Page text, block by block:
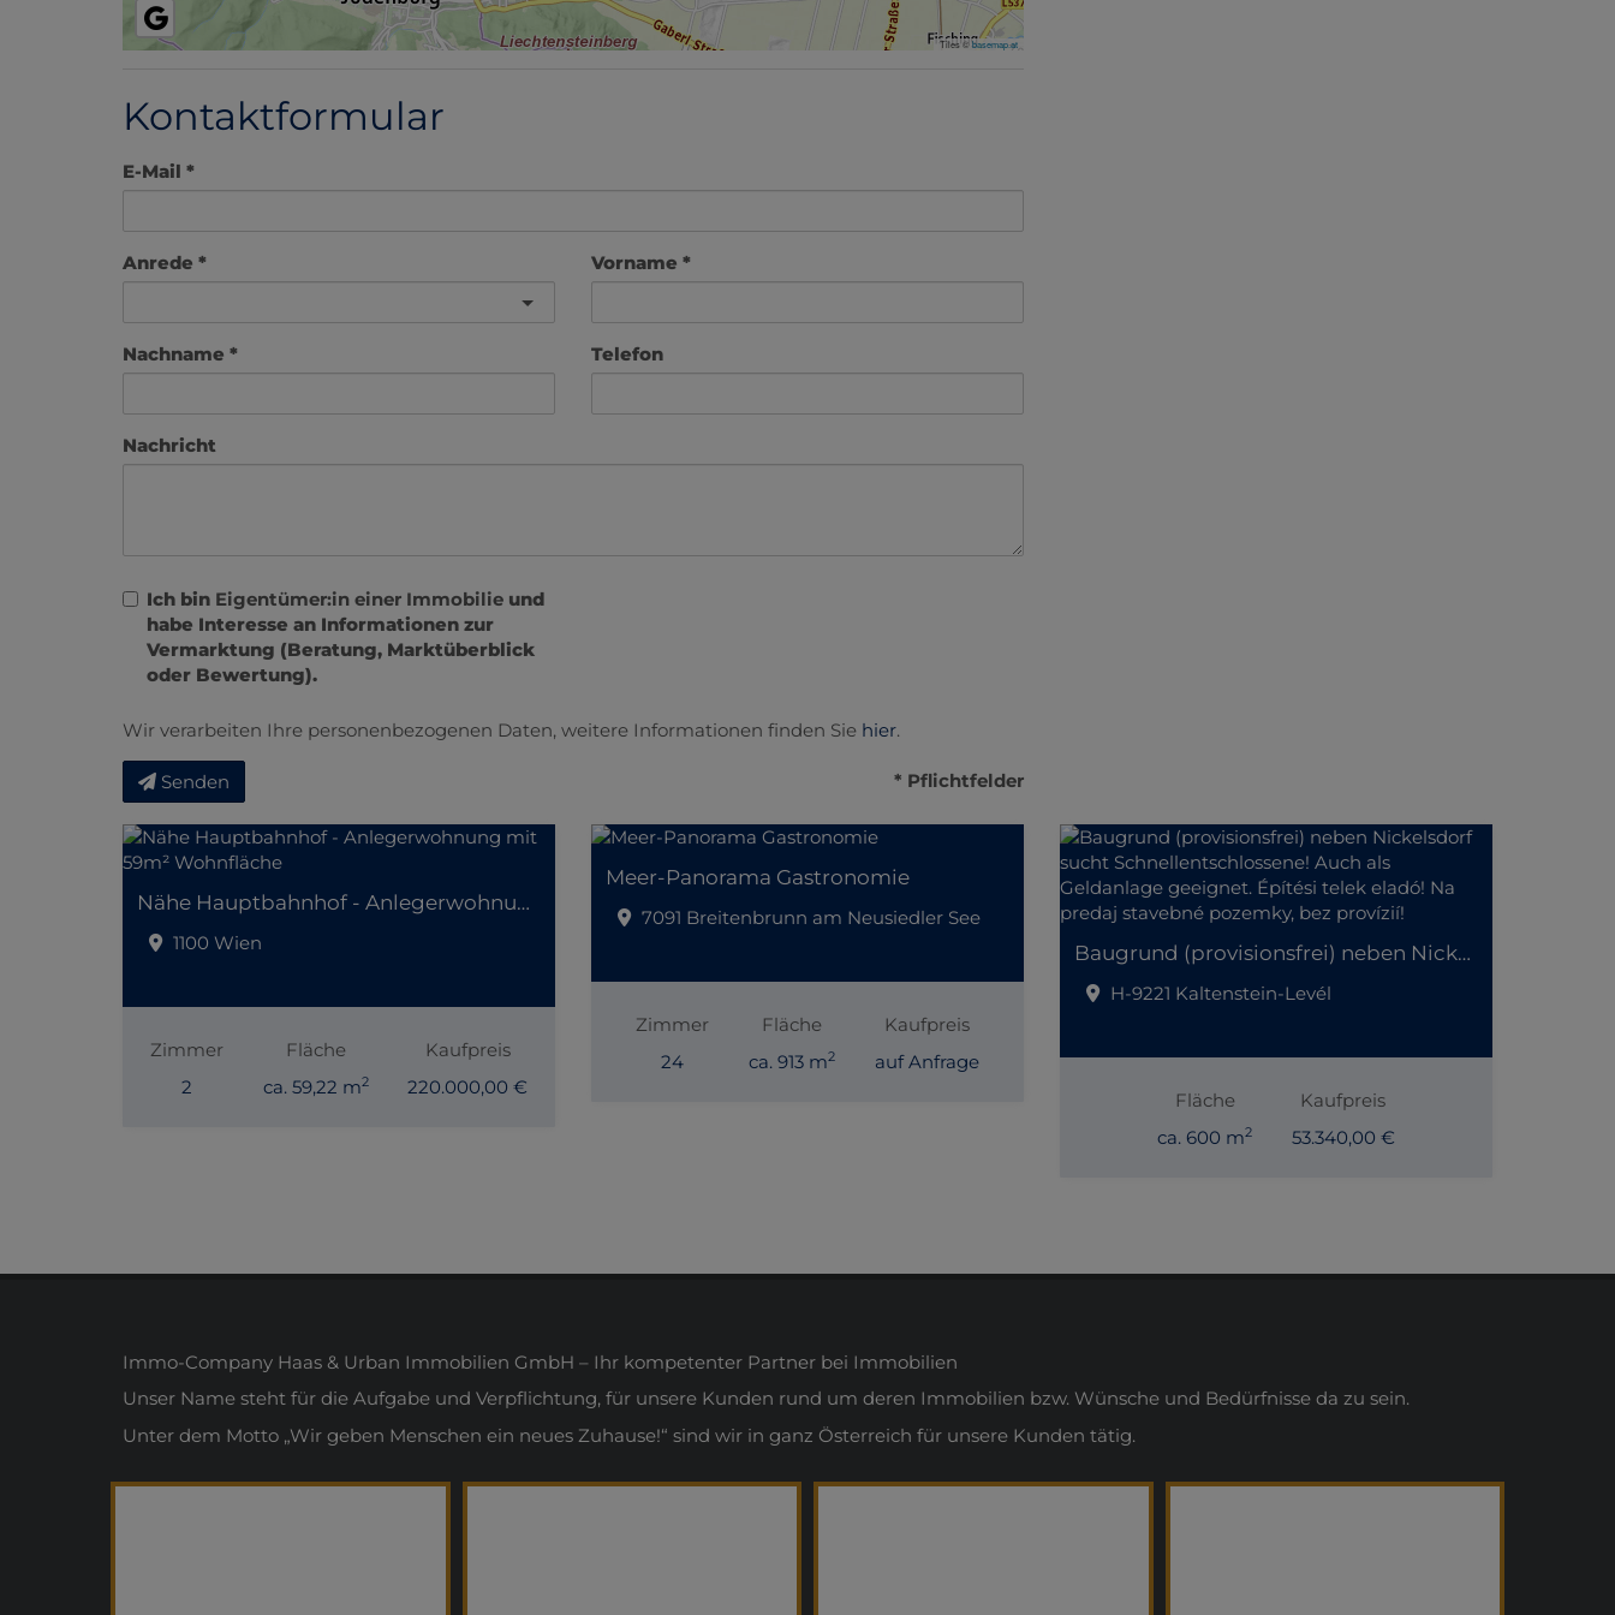
Tiles © basemap.at
Kontaktformular
E-Mail
Anrede Vorname
Nachname Telefon
Nachricht
Ich bin Eigentümer:in einer Immobilie und
habe Interesse an Informationen zur
Vermarktung (Beratung, Marktüberblick
oder Bewertung).
Wir verarbeiten Ihre personenbezogenen Daten, weitere Informationen finden Sie hier.
Senden * Pflichtfelder
Nähe Hauptbahnhof - Anlegerwohnung mit 59m² Wohnfläche
1100 Wien
Zimmer
2
Fläche
ca. 59,22 m2
Kaufpreis
220.000,00 €
Meer-Panorama Gastronomie
7091 Breitenbrunn am Neusiedler See
Zimmer
24
Fläche
ca. 913 m2
Kaufpreis
auf Anfrage
Baugrund (provisionsfrei) neben Nickelsdorf sucht Schnellentschlossene! Auch als Geldanlage geeignet. Építési telek eladó! Na predaj stavebné pozemky, bez provízií!
H-9221 Kaltenstein-Levél
Fläche
ca. 600 m2
Kaufpreis
53.340,00 €
Immo-Company Haas & Urban Immobilien GmbH – Ihr kompetenter Partner bei Immobilien
Unser Name steht für die Aufgabe und Verpflichtung, für unsere Kunden rund um deren Immobilien bzw. Wünsche und Bedürfnisse da zu sein.
Unter dem Motto „Wir geben Menschen ein neues Zuhause!“ sind wir in ganz Österreich für unsere Kunden tätig.